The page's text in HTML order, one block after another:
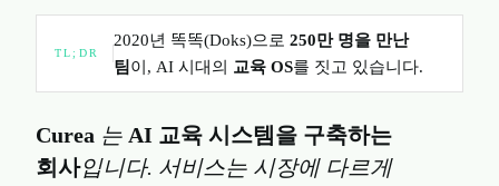
TL;DR
2020년 똑똑(Doks)으로 250만 명을 만난
팀이, AI 시대의 교육 OS를 짓고 있습니다.
Curea 는 AI 교육 시스템을 구축하는
회사입니다. 서비스는 시장에 다르게